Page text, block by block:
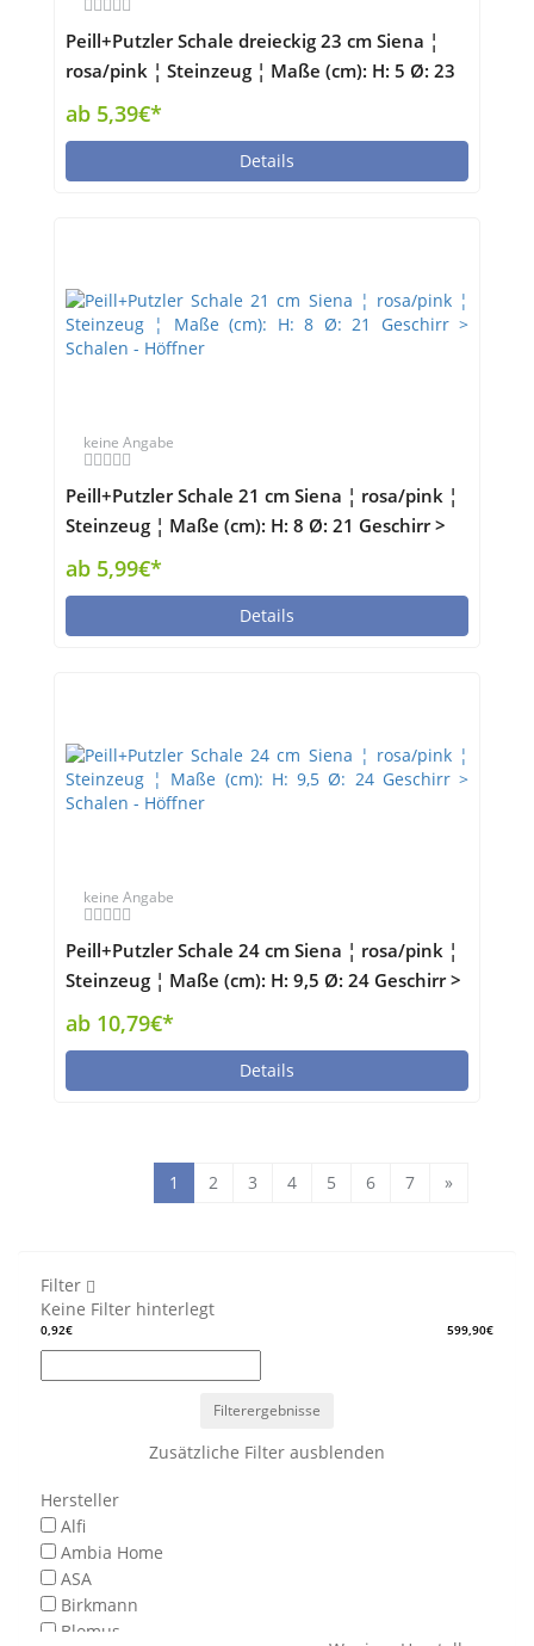
Peill+Putzler Schale dreieckig 23 cm Siena ¦
rosa/pink ¦ Steinzeug ¦ Maße (cm): H: 5 Ø: 23
Geschirr > Schalen - Höffner
ab 5,39€*
Details
keine Angabe
Peill+Putzler Schale 21 cm Siena ¦ rosa/pink ¦
Steinzeug ¦ Maße (cm): H: 8 Ø: 21 Geschirr >
Schalen - Höffner
ab 5,99€*
Details
keine Angabe
Peill+Putzler Schale 24 cm Siena ¦ rosa/pink ¦
Steinzeug ¦ Maße (cm): H: 9,5 Ø: 24 Geschirr >
Schalen - Höffner
ab 10,79€*
Details
1 2 3 4 5 6 7 »
Filter
Keine Filter hinterlegt
0,92€ 599,90€
Filterergebnisse
Zusätzliche Filter ausblenden
Hersteller
Alfi
Ambia Home
ASA
Birkmann
Blomus